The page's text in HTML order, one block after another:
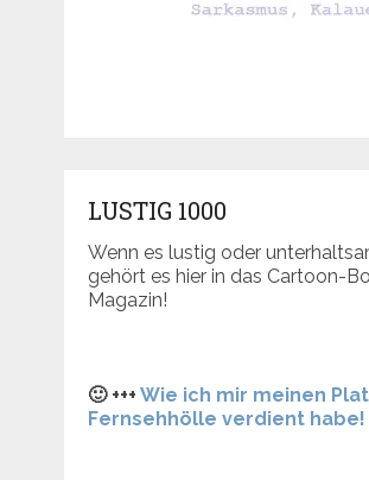
LUSTIG 1000
Wenn es lustig oder
gehört es hier in das Cartoon-
Magazin!
🙂 +++ Wie ich mir meinen
Fernsehhölle verdient habe!